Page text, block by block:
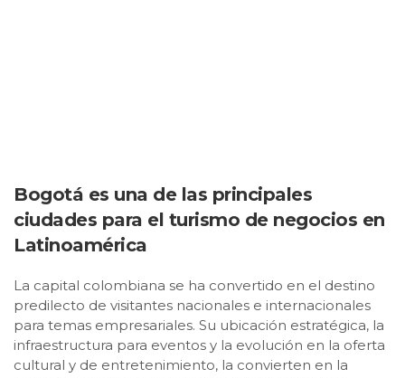
Bogotá es una de las principales
ciudades para el turismo de negocios en
Latinoamérica
La capital colombiana se ha convertido en el destino
predilecto de visitantes nacionales e internacionales
para temas empresariales. Su ubicación estratégica, la
infraestructura para eventos y la evolución en la oferta
cultural y de entretenimiento, la convierten en la